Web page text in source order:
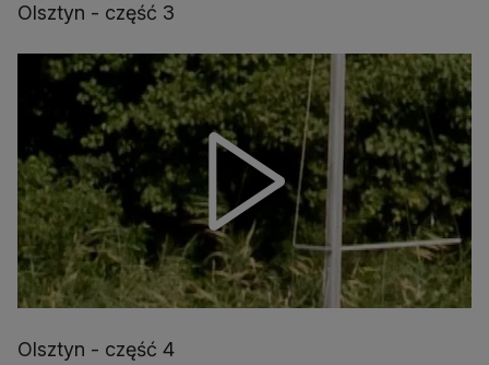
Olsztyn - część 3
Olsztyn - część 4